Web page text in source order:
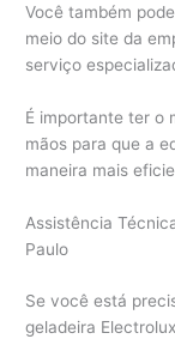
Você também
meio do site da
serviço
É importante ter o
mãos para que a
maneira mais
Assistência
Paulo
Se você está
geladeira